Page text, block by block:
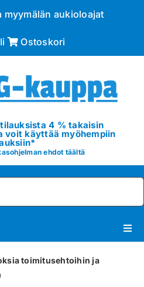
myymälän aukioloajat
Ostoskori
4 % takaisin
voit käyttää myöhempiin
ehdot täältä
toimitusehtoihin ja